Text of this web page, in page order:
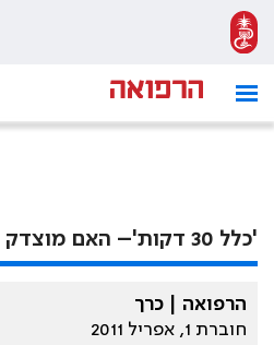
'כלל 30 דקות'– האם מוצדק תמיד?
הרפואה | כרך
חוברת 1, אפריל 2011